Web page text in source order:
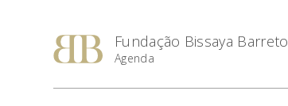
Fundação Bissaya Barreto
Agenda